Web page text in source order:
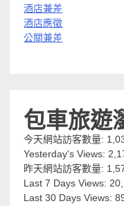
酒店兼差
酒店應徵
公關兼差
包車旅遊
今天網站訪客數量:
Yesterday's Views:
昨天網站訪客數量:
Last 7 Days Views:
Last 30 Days Views: